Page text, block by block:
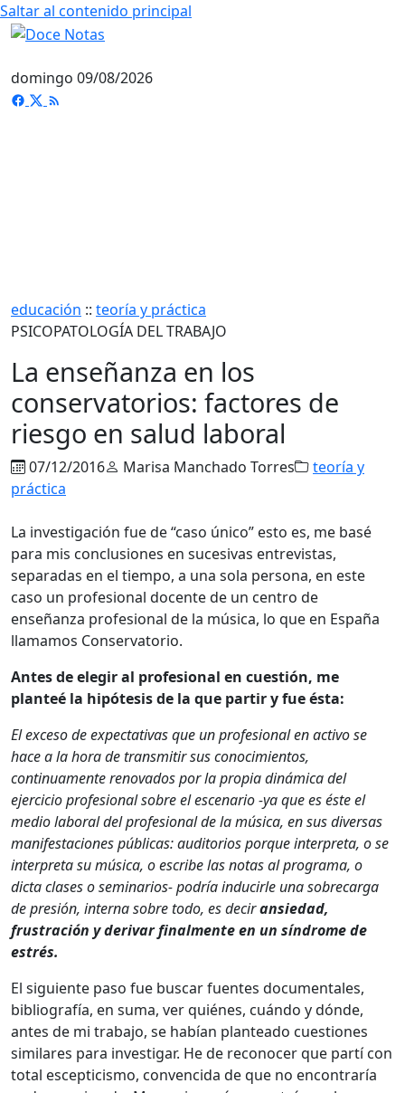
Saltar al contenido principal
domingo 09/08/2026
educación :: teoría y práctica
PSICOPATOLOGÍA DEL TRABAJO
La enseñanza en los
conservatorios: factores de
riesgo en salud laboral
07/12/2016 Marisa Manchado Torres
teoría y
práctica
La investigación fue de “caso único” esto es, me basé
para mis conclusiones en sucesivas entrevistas,
separadas en el tiempo, a una sola persona, en este
caso un profesional docente de un centro de
enseñanza profesional de la música, lo que en España
llamamos Conservatorio.
Antes de elegir al profesional en cuestión, me
planteé la hipótesis de la que partir y fue ésta:
El exceso de expectativas que un profesional en activo se
hace a la hora de transmitir sus conocimientos,
continuamente renovados por la propia dinámica del
ejercicio profesional sobre el escenario -ya que es éste el
medio laboral del profesional de la música, en sus diversas
manifestaciones públicas: auditorios porque interpreta, o se
interpreta su música, o escribe las notas al programa, o
dicta clases o seminarios- podría inducirle una sobrecarga
de presión, interna sobre todo, es deciransiedad,
frustración y derivar finalmente en un síndrome de
estrés.
El siguiente paso fue buscar fuentes documentales,
bibliografía, en suma, ver quiénes, cuándo y dónde,
antes de mi trabajo, se habían planteado cuestiones
similares para investigar. He de reconocer que partí con
total escepticismo, convencida de que no encontraría